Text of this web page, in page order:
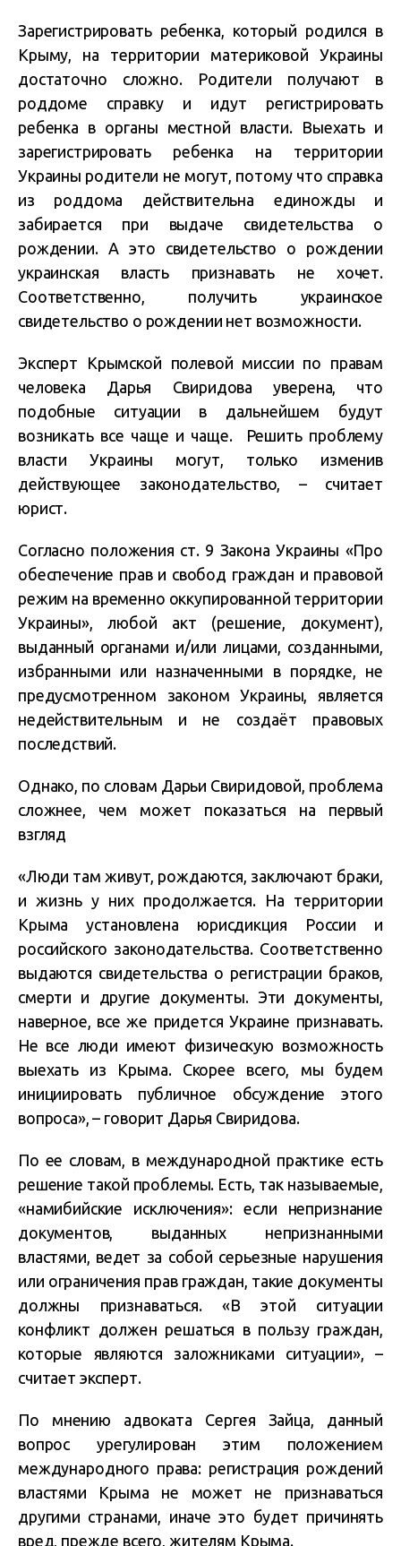
Зарегистрировать ребенка, который родился в
Крыму, на территории материковой Украины
достаточно сложно. Родители получают в
роддоме справку и идут регистрировать
ребенка в органы местной власти. Выехать и
зарегистрировать ребенка на территории
Украины родители не могут, потому что справка
из роддома действительна единожды и
забирается при выдаче свидетельства о
рождении. А это свидетельство о рождении
украинская власть признавать не хочет.
Соответственно, получить украинское
свидетельство о рождении нет возможности.
Эксперт Крымской полевой миссии по правам
человека Дарья Свиридова уверена, что
подобные ситуации в дальнейшем будут
возникать все чаще и чаще. Решить проблему
власти Украины могут, только изменив
действующее законодательство, – считает
юрист.
Согласно положения ст. 9 Закона Украины «Про
обеспечение прав и свобод граждан и правовой
режим на временно оккупированной территории
Украины», любой акт (решение, документ),
выданный органами и/или лицами, созданными,
избранными или назначенными в порядке, не
предусмотренном законом Украины, является
недействительным и не создаёт правовых
последствий.
Однако, по словам Дарьи Свиридовой, проблема
сложнее, чем может показаться на первый
взгляд
«Люди там живут, рождаются, заключают браки,
и жизнь у них продолжается. На территории
Крыма установлена юрисдикция России и
российского законодательства. Соответственно
выдаются свидетельства о регистрации браков,
смерти и другие документы. Эти документы,
наверное, все же придется Украине признавать.
Не все люди имеют физическую возможность
выехать из Крыма. Скорее всего, мы будем
инициировать публичное обсуждение этого
вопроса», – говорит Дарья Свиридова.
По ее словам, в международной практике есть
решение такой проблемы. Есть, так называемые,
«намибийские исключения»: если непризнание
документов, выданных непризнанными
властями, ведет за собой серьезные нарушения
или ограничения прав граждан, такие документы
должны признаваться. «В этой ситуации
конфликт должен решаться в пользу граждан,
которые являются заложниками ситуации», –
считает эксперт.
По мнению адвоката Сергея Зайца, данный
вопрос урегулирован этим положением
международного права: регистрация рождений
властями Крыма не может не признаваться
другими странами, иначе это будет причинять
вред, прежде всего, жителям Крыма.